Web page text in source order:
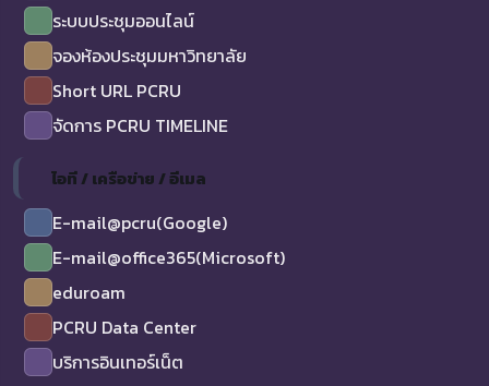
ระบบประชุมออนไลน์
จองห้องประชุมมหาวิทยาลัย
Short URL PCRU
จัดการ PCRU TIMELINE
ไอที / เครือข่าย / อีเมล
E-mail@pcru(Google)
E-mail@office365(Microsoft)
eduroam
PCRU Data Center
บริการอินเทอร์เน็ต